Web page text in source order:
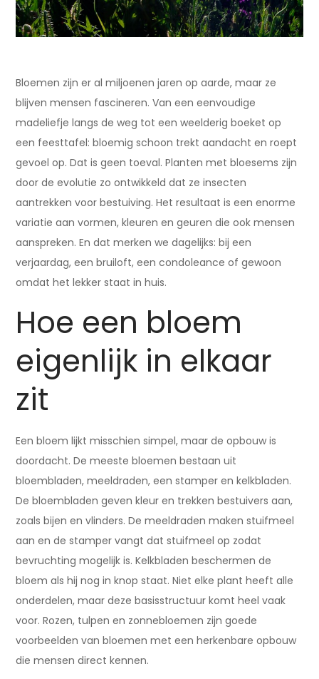
Bloemen zijn er al miljoenen jaren op aarde, maar ze
blijven mensen fascineren. Van een eenvoudige
madeliefje langs de weg tot een weelderig boeket op
een feesttafel: bloemig schoon trekt aandacht en roept
gevoel op. Dat is geen toeval. Planten met bloesems zijn
door de evolutie zo ontwikkeld dat ze insecten
aantrekken voor bestuiving. Het resultaat is een enorme
variatie aan vormen, kleuren en geuren die ook mensen
aanspreken. En dat merken we dagelijks: bij een
verjaardag, een bruiloft, een condoleance of gewoon
omdat het lekker staat in huis.
Hoe een bloem
eigenlijk in elkaar
zit
Een bloem lijkt misschien simpel, maar de opbouw is
doordacht. De meeste bloemen bestaan uit
bloembladen, meeldraden, een stamper en kelkbladen.
De bloembladen geven kleur en trekken bestuivers aan,
zoals bijen en vlinders. De meeldraden maken stuifmeel
aan en de stamper vangt dat stuifmeel op zodat
bevruchting mogelijk is. Kelkbladen beschermen de
bloem als hij nog in knop staat. Niet elke plant heeft alle
onderdelen, maar deze basisstructuur komt heel vaak
voor. Rozen, tulpen en zonnebloemen zijn goede
voorbeelden van bloemen met een herkenbare opbouw
die mensen direct kennen.